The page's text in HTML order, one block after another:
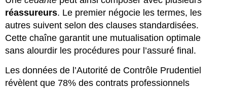
réassureurs. Le premier négocie les termes, les
autres suivent selon des clauses standardisées.
Cette chaîne garantit une mutualisation optimale
sans alourdir les procédures pour l’assuré final.
Les données de l’Autorité de Contrôle Prudentiel
révèlent que 78% des contrats professionnels